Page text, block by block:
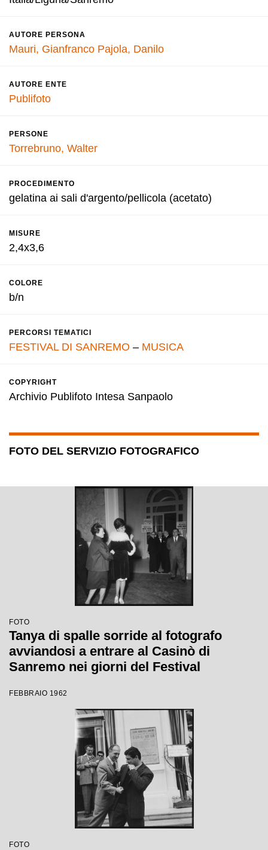
AUTORE PERSONA
Mauri, Gianfranco Pajola, Danilo
AUTORE ENTE
Publifoto
PERSONE
Torrebruno, Walter
PROCEDIMENTO
gelatina ai sali d'argento/pellicola (acetato)
MISURE
2,4x3,6
COLORE
b/n
PERCORSI TEMATICI
FESTIVAL DI SANREMO – MUSICA
COPYRIGHT
Archivio Publifoto Intesa Sanpaolo
FOTO DEL SERVIZIO FOTOGRAFICO
FOTO
Tanya di spalle sorride al fotografo
avviandosi a entrare al Casinò di
Sanremo nei giorni del Festival
FEBBRAIO 1962
FOTO